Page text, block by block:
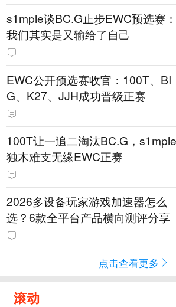
s1mple谈BC.G止步EWC预选赛：
我们其实是又输给了自己
EWC公开预选赛收官：100T、BI
G、K27、JJH成功晋级正赛
100T让一追二淘汰BC.G，s1mple
独木难支无缘EWC正赛
2026多设备玩家游戏加速器怎么
选？6款全平台产品横向测评分享
点击查看更多
滚动